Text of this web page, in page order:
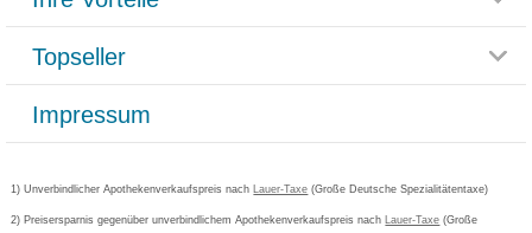
Häufig gestellte Fragen
Datenschutz
AGB
Cookie-Einstellungen
Vertrag widerrufen
Rücksendemöglichkeit
Paketlieferstatus
Versandkosten
Bestellschein ausfüllen
Newsletteranmeldung
Rezeptlieferung
Bonusprogramm
Gutschein und Rabatte
Kundenbewertung
Topseller
Grippostad
Bepanthen
Impressum
1) Unverbindlicher Apothekenverkaufspreis nach Lauer-Taxe (Große Deutsche Spezialitätentaxe)
2) Preisersparnis gegenüber unverbindlichem Apothekenverkaufspreis nach Lauer-Taxe (Große